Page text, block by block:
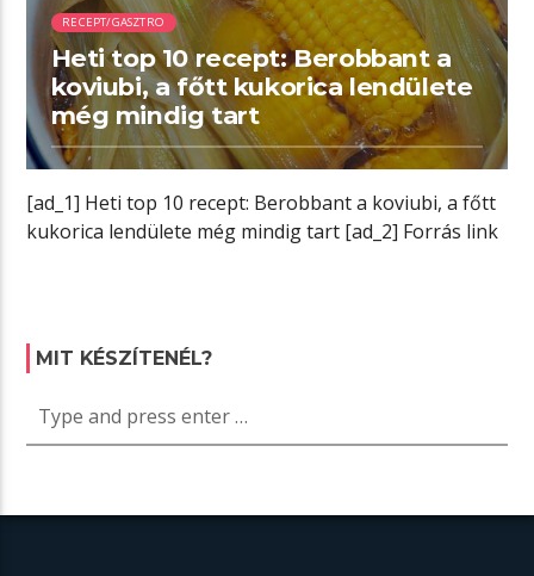
RECEPT/GASZTRO
Heti top 10 recept: Berobbant a
koviubi, a főtt kukorica lendülete
még mindig tart
[ad_1] Heti top 10 recept: Berobbant a koviubi, a főtt
kukorica lendülete még mindig tart [ad_2] Forrás link
MIT KÉSZÍTENÉL?